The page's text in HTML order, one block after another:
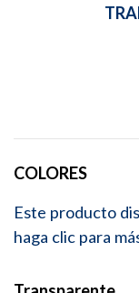
COLORES
Este producto
haga clic para